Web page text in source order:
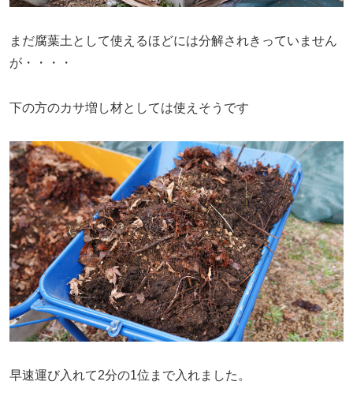
まだ腐葉土として使えるほどには分解されきっていません
が・・・・
下の方のカサ増し材としては使えそうです
早速運び入れて2分の1位まで入れました。